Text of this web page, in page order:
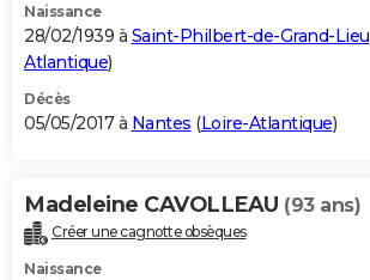
Naissance
28/02/1939 à Saint-Philbert-de-Grand-Lieu
Atlantique)
Décès
05/05/2017 à Nantes (Loire-Atlantique)
Madeleine CAVOLLEAU (93 ans)
Créer une cagnotte obsèques
Naissance